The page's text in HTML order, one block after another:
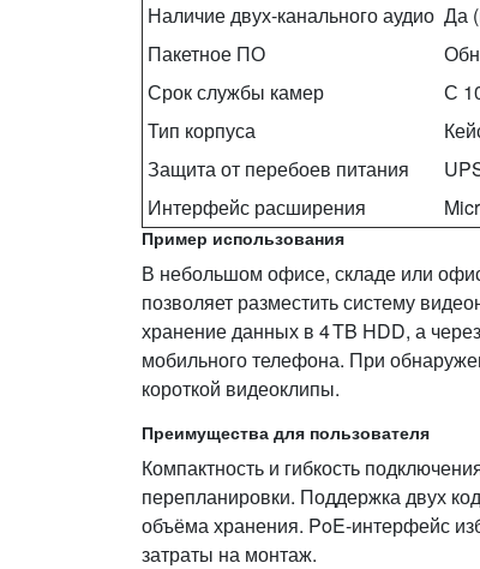
Наличие двух‑канального аудио Да
Пакетное ПО
Срок службы камер
С
Тип корпуса
Защита от перебоев питания
Интерфейс расширения
Пример использования
В небольшом офисе, складе или
позволяет разместить систему
хранение данных в 4 TB HDD, а
мобильного телефона. При
короткой видеоклипы.
Преимущества для пользователя
Компактность и гибкость
перепланировки. Поддержка двух
объёма хранения. PoE‑интерфейс
затраты на монтаж.